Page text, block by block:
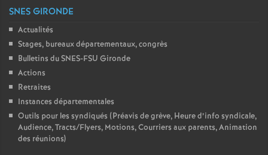
SNES GIRONDE
Actualités
Stages, bureaux départementaux, congrès
Bulletins du SNES-FSU Gironde
Actions
Retraites
Instances départementales
Outils pour les syndiqués (Préavis de grève, Heure d’info syndicale,
Audience, Tracts/Flyers, Motions, Courriers aux parents, Animation
des réunions)